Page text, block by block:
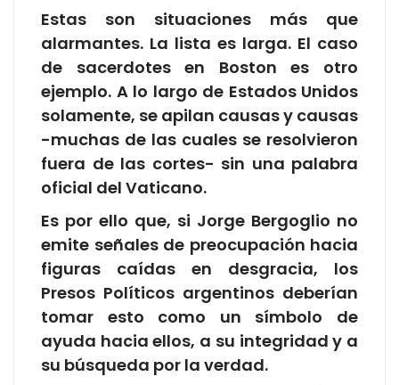
Estas son situaciones más que
alarmantes. La lista es larga. El caso
de sacerdotes en Boston es otro
ejemplo. A lo largo de Estados Unidos
solamente, se apilan causas y causas
-muchas de las cuales se resolvieron
fuera de las cortes- sin una palabra
oficial del Vaticano.
Es por ello que, si Jorge Bergoglio no
emite señales de preocupación hacia
figuras caídas en desgracia, los
Presos Políticos argentinos deberían
tomar esto como un símbolo de
ayuda hacia ellos, a su integridad y a
su búsqueda por la verdad.